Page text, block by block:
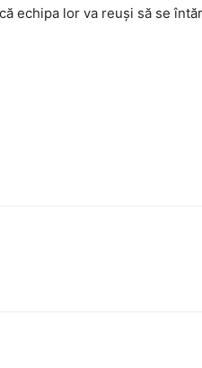
echipa lor va reuși să se